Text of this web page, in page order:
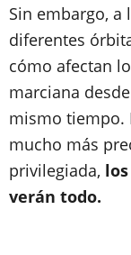
Sin embargo,
diferentes
cómo afectan
marciana
mismo tiempo.
mucho más
privilegiada,
verán todo.